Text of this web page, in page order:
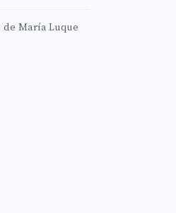
María Luque